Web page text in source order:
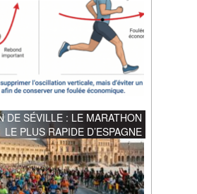
DE SÉVILLE : LE MARATHON
LE PLUS RAPIDE D’ESPAGNE